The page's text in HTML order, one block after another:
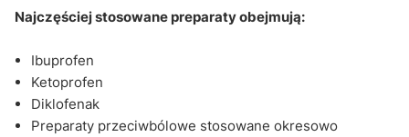
Najczęściej stosowane preparaty obejmują:
Ibuprofen
Ketoprofen
Diklofenak
Preparaty przeciwbólowe stosowane okresowo